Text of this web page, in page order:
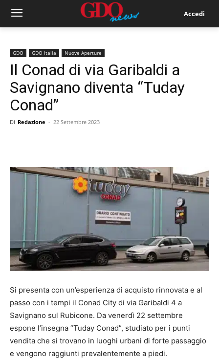
Accedi
GDO GDO Italia Nuove Aperture
Il Conad di via Garibaldi a
Savignano diventa “Tuday
Conad”
Di Redazione - 22 Settembre 2023
Si presenta con un’esperienza di acquisto rinnovata e al
passo con i tempi il Conad City di via Garibaldi 4 a
Savignano sul Rubicone. Da venerdì 22 settembre
espone l’insegna “Tuday Conad”, studiato per i punti
vendita che si trovano in luoghi urbani di forte passaggio
e vengono raggiunti prevalentemente a piedi.